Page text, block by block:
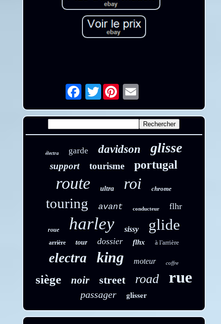
Twitter Email
électra garde davidson glisse
support tourisme portugal
route ultra roi chrome
touring avant conducteur flhr
roue harley sissy glide
arrière tour dossier flhx à l'arrière
electra king moteur coffre
siège noir street road rue
passager glisser